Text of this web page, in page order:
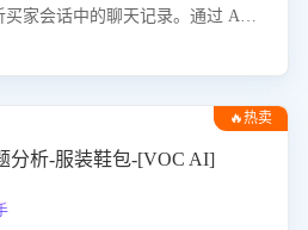
家会话中的聊天记录。通过 AI
针对性改进策略，助力商家快速
🔥热卖
分析-服装鞋包-[VOC AI]